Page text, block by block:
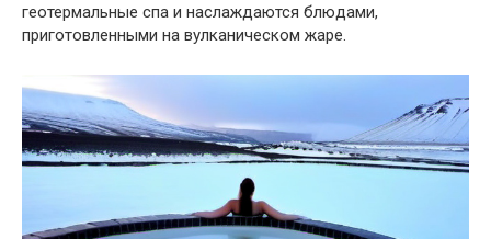
геотермальные спа и наслаждаются блюдами,
приготовленными на вулканическом жаре.